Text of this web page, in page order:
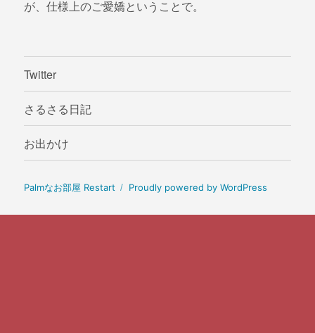
が、仕様上のご愛嬌ということで。
Twitter
さるさる日記
お出かけ
Palmなお部屋 Restart Proudly powered by WordPress